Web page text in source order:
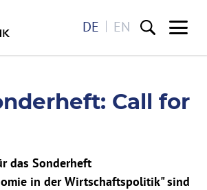
DE
EN
Call for
das Sonderheft
in der Wirtschaftspolitik" sind